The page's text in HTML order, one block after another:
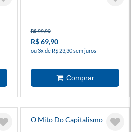
R$ 99,90
R$ 69,90
ou 3x de R$ 23,30 sem juros
O Mito Do Capitalismo